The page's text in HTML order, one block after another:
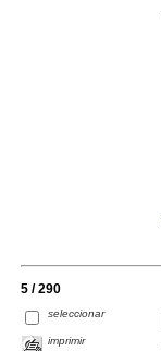
5 / 290
seleccionar
imprimir